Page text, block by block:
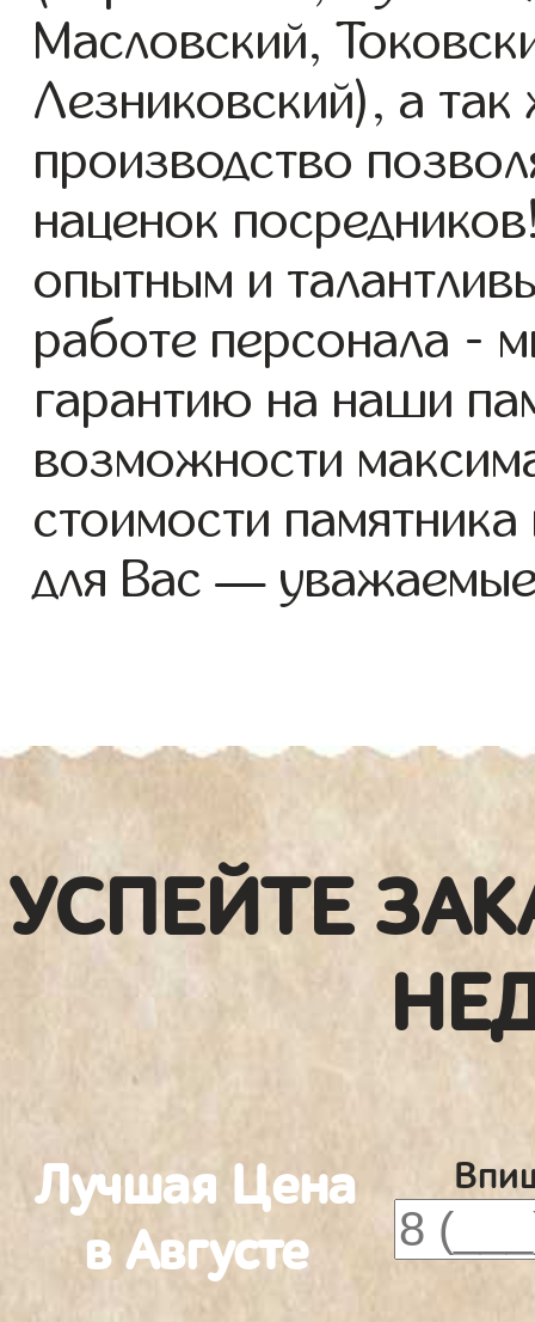
Масловский,
Лезниковский), а
производство
наценок
опытным и
работе персонала -
гарантию на наши
возможности
стоимости
для Вас —
УСПЕЙТЕ
Лучшая Цена
в Августе